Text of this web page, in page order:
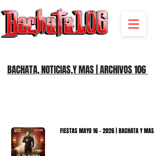
BACHATA, NOTICIAS,Y MAS | ARCHIVOS 106
FIESTAS MAYO 16 - 2026 | BACHATA Y MAS